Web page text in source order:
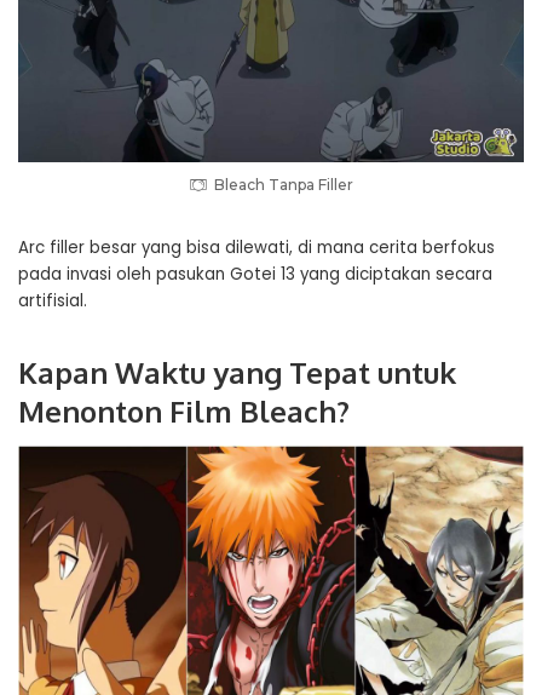
Bleach Tanpa Filler
Arc filler besar yang bisa dilewati, di mana cerita berfokus
pada invasi oleh pasukan Gotei 13 yang diciptakan secara
artifisial.
Kapan Waktu yang Tepat untuk
Menonton Film Bleach?